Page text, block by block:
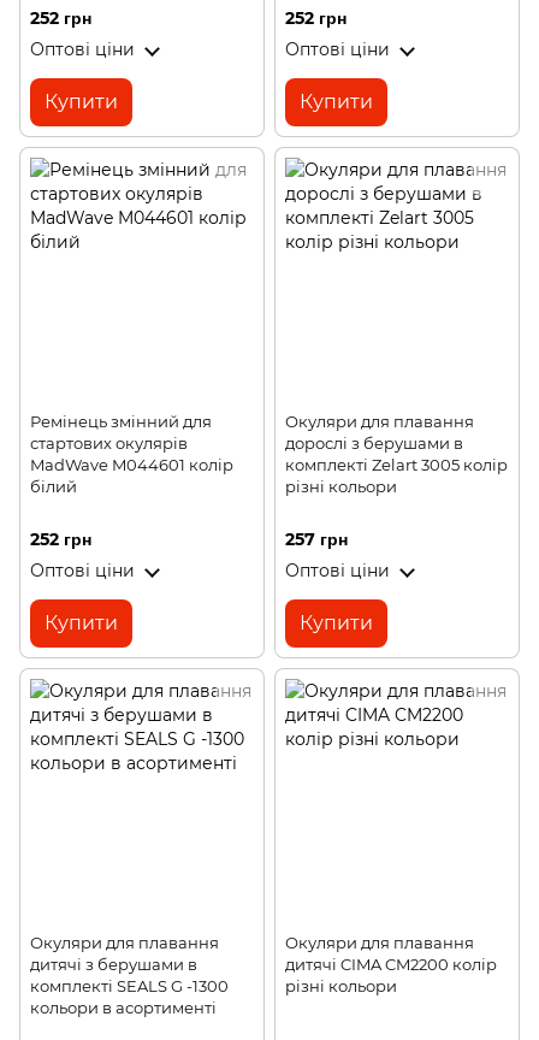
252 грн
Оптові ціни
Купити
252 грн
Оптові ціни
Купити
Ремінець змінний для
стартових окулярів
MadWave M044601 колір
білий
252 грн
Оптові ціни
Купити
Окуляри для плавання
дорослі з берушами в
комплекті Zelart 3005 колір
різні кольори
257 грн
Оптові ціни
Купити
Окуляри для плавання
дитячі з берушами в
комплекті SEALS G -1300
кольори в асортименті
Окуляри для плавання
дитячі CIMA CM2200 колір
різні кольори